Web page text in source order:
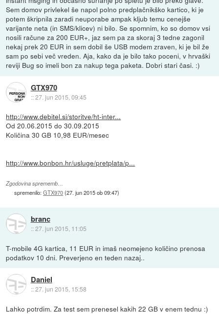
Sem domov privlekel še napol polno predplačnikško kartico, ki je
potem škripnila zaradi neuporabe ampak kljub temu cenejše
varijante neta (in SMS/klicev) ni bilo. Se spomnim, ko so domov vsi
nosili račune za 200 EUR+, jaz sem pa za skoraj 3 tedne zagonil
nekaj prek 20 EUR in sem dobil še USB modem zraven, ki je bil že
sam po sebi več vreden. Aja, kako da je bilo tako poceni, v hrvaški
reviji Bug so imeli bon za nakup tega paketa. Dobri stari časi. :)
GTX970
::27. jun 2015, 09:45
http://www.debitel.si/storitve/ht-inter...
Od 20.06.2015 do 30.09.2015
Količina 30 GB 10,98 EUR/mesec
http://www.bonbon.hr/usluge/pretplata/p...
Zgodovina sprememb…
spremenilo:GTX970(27. jun 2015 ob 09:47)
branc
::27. jun 2015, 11:05
T-mobile 4G kartica, 11 EUR in imaš neomejeno količino prenosa
podatkov 10 dni. Preverjeno en teden nazaj..
Daniel
::27. jun 2015, 15:58
Lahko potrdim. Za test sem prenesel kakih 22 GB v enem tednu :)